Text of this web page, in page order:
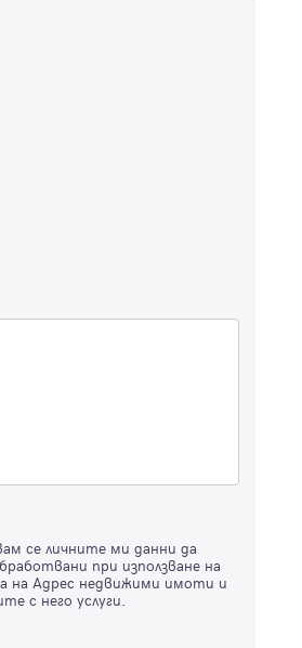
се личните ми данни да
при използване на
на Адрес недвижими имоти и
с него услуги.
повече снимки и да получите